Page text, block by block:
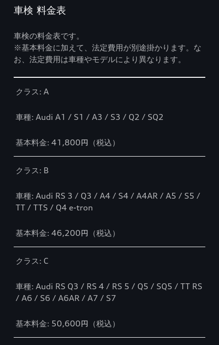
車検 料金表
車検の料金表です。
※基本料金に加えて、法定費用が別途掛かります。な
お、法定費用は車種やモデルにより異なります。
クラス: A
車種: Audi A1 / S1 / A3 / S3 / Q2 / SQ2
基本料金: 41,800円（税込）
クラス: B
車種: Audi RS 3 / Q3 / A4 / S4 / A4AR / A5 / S5 /
TT / TTS / Q4 e-tron
基本料金: 46,200円（税込）
クラス: C
車種: Audi RS Q3 / RS 4 / RS 5 / Q5 / SQ5 / TT RS
/ A6 / S6 / A6AR / A7 / S7
基本料金: 50,600円（税込）